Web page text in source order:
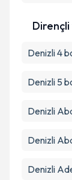
Denizli 4
Denizli 5
Denizli
Denizli
Denizli